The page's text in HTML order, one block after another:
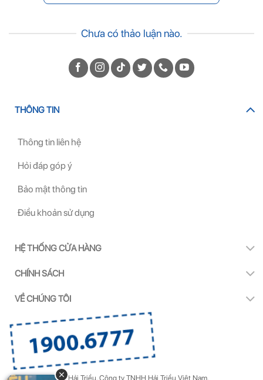
Chưa có thảo luận nào.
THÔNG TIN
Thông tin liên hệ
Hỏi đáp góp ý
Bảo mật thông tin
Điều khoản sử dụng
HỆ THỐNG CỬA HÀNG
CHÍNH SÁCH
VỀ CHÚNG TÔI
Copyright by Kính Hải Triều. Công ty TNHH Hải Triều Việt Nam.